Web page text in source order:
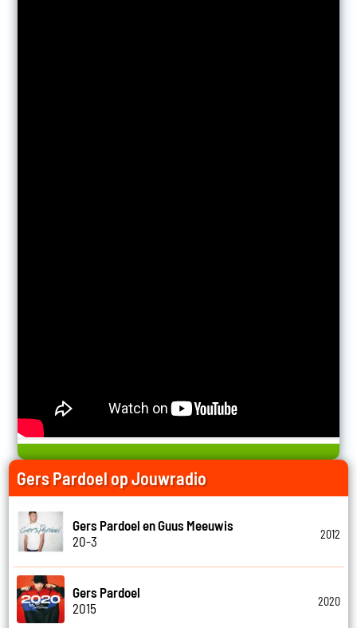
Gers Pardoel op Jouwradio
Gers Pardoel en Guus Meeuwis
20-3
2012
Gers Pardoel
2015
2020